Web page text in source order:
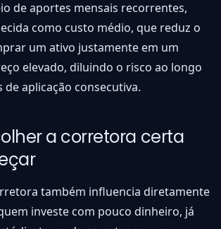
de aportes mensais recorrentes,
como custo médio, que reduz o
um ativo justamente em um
elevado, diluindo o risco ao longo
de aplicação consecutiva.
a corretora certa
também influencia diretamente
investe com pouco dinheiro, já